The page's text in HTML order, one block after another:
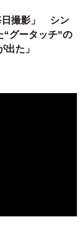
日撮影」 シン
“グータッチ”の
た」